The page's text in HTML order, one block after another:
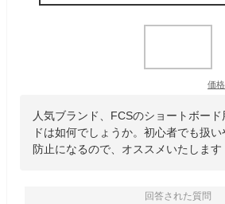
価
人気ブランド、FCSのショートボー
ドは如何でしょうか。初心者でも扱
防止になるので、オススメいたします
回答された質問